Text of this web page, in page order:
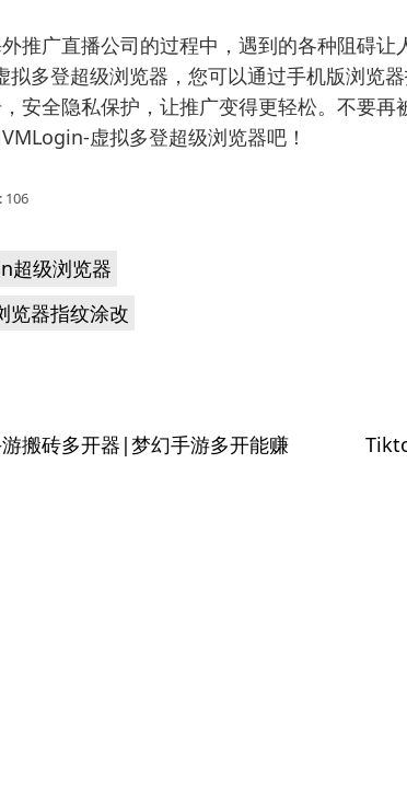
推广直播公司的过程中，遇到的各种阻碍让
拟多登超级浏览器，您可以通过手机版浏览
安全隐私保护，让推广变得更轻松。不要再
虚拟多登超级浏览器吧！
106
超级浏览器
览器指纹涂改
搬砖多开器|梦幻手游多开能赚
下